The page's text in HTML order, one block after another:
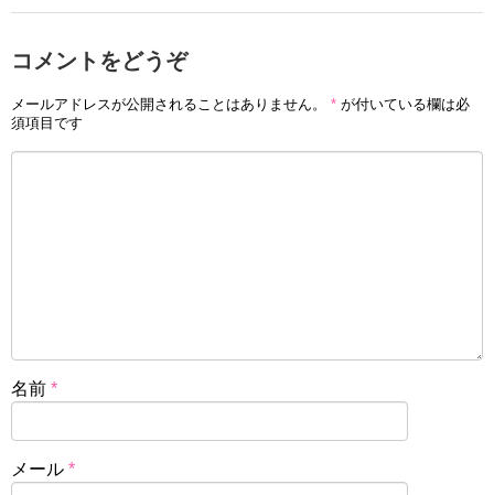
コメントをどうぞ
メールアドレスが公開されることはありません。 * が付いている欄は必
須項目です
名前 *
メール *